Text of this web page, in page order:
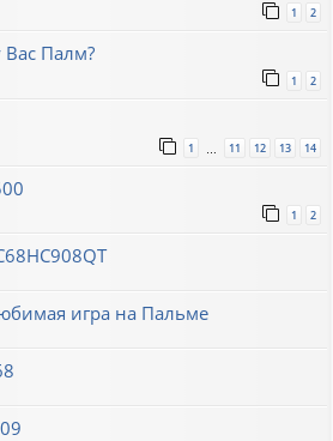
1 2
Вас Палм?
1 2
1 11 12 13 14
1 2
игра на Пальме